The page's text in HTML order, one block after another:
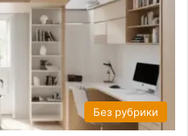
Без рубрики